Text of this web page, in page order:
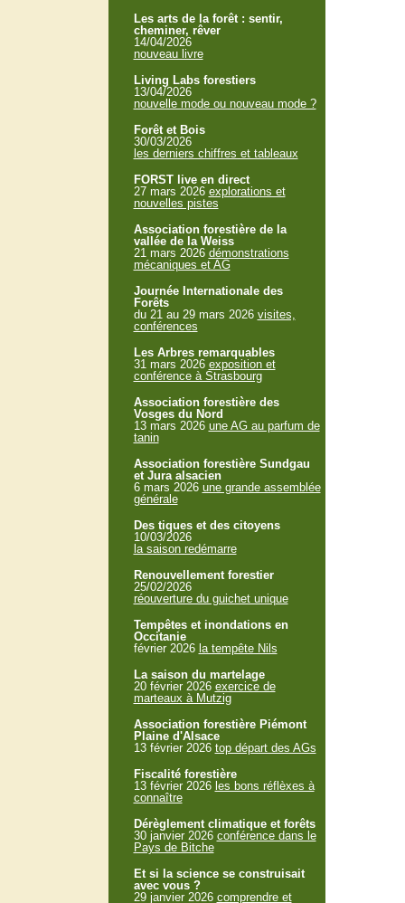
Les arts de la forêt : sentir,
cheminer, rêver
14/04/2026
nouveau livre
Living Labs forestiers
13/04/2026
nouvelle mode ou nouveau mode ?
Forêt et Bois
30/03/2026
les derniers chiffres et tableaux
FORST live en direct
27 mars 2026 explorations et
nouvelles pistes
Association forestière de la
vallée de la Weiss
21 mars 2026 démonstrations
mécaniques et AG
Journée Internationale des
Forêts
du 21 au 29 mars 2026 visites,
conférences
Les Arbres remarquables
31 mars 2026 exposition et
conférence à Strasbourg
Association forestière des
Vosges du Nord
13 mars 2026 une AG au parfum de
tanin
Association forestière Sundgau
et Jura alsacien
6 mars 2026 une grande assemblée
générale
Des tiques et des citoyens
10/03/2026
la saison redémarre
Renouvellement forestier
25/02/2026
réouverture du guichet unique
Tempêtes et inondations en
Occitanie
février 2026 la tempête Nils
La saison du martelage
20 février 2026 exercice de
marteaux à Mutzig
Association forestière Piémont
Plaine d'Alsace
13 février 2026 top départ des AGs
Fiscalité forestière
13 février 2026 les bons réflèxes à
connaître
Dérèglement climatique et forêts
30 janvier 2026 conférence dans le
Pays de Bitche
Et si la science se construisait
avec vous ?
29 janvier 2026 comprendre et